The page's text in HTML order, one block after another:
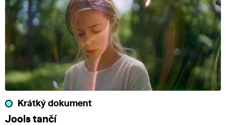
Krátký dokument
Jools tančí